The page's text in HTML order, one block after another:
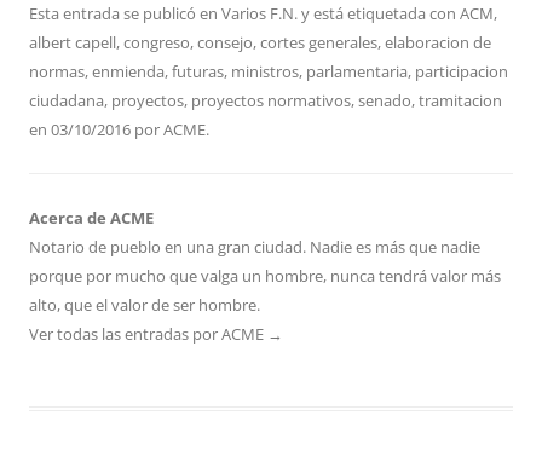
Esta entrada se publicó en Varios F.N.y está etiquetada con ACM,
albert capell,congreso,consejo,cortes generales,elaboracion de
normas,enmienda,futuras, ministros, parlamentaria, participacion
ciudadana, proyectos, proyectos normativos,senado,tramitacion
en 03/10/2016 porACME.
Acerca de ACME
Notario de pueblo en una gran ciudad. Nadie es más que nadie
porque por mucho que valga un hombre, nunca tendrá valor más
alto, que el valor de ser hombre.
Ver todas las entradas por ACME →